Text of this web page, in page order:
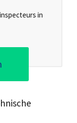
in